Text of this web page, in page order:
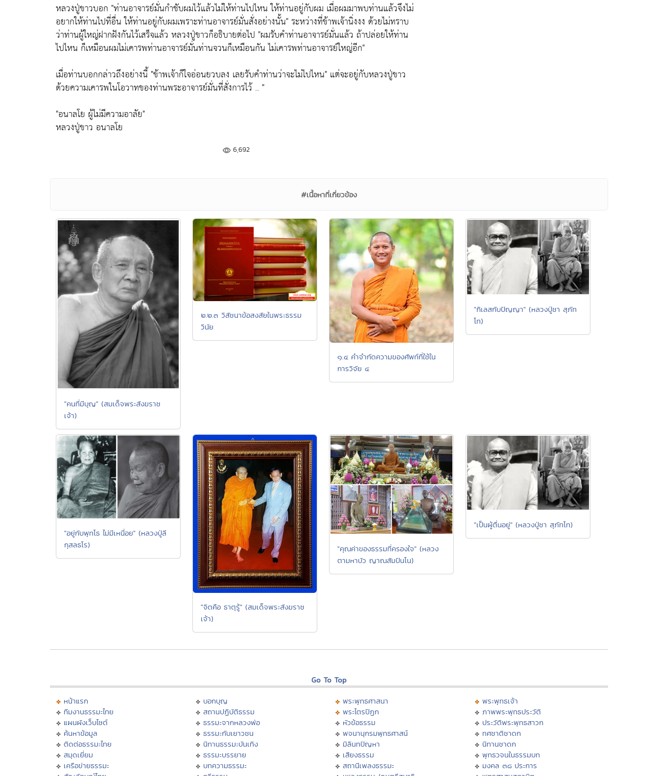
หลวงปู่ขาวบอก "ท่านอาจารย์มั่นกำชับผมไว้แล้วไม่ให้ท่านไปไหน ให้ท่านอยู่กับผม เมื่อผมมาพบท่านแล้วจึงไม่
อยากให้ท่านไปที่อื่น ให้ท่านอยู่กับผมเพราะท่านอาจารย์มั่นสั่งอย่างนั้น"ระหว่างที่ข้าพเจ้านิ่งงง ด้วยไม่ทราบ
ว่าท่านผู้ใหญ่ฝากฝังกันไว้เสร็จแล้ว หลวงปู่ขาวก็อธิบายต่อไป "ผมรับคำท่านอาจารย์มั่นแล้ว ถ้าปล่อยให้ท่าน
ไปไหน ก็เหมือนผมไม่เคารพท่านอาจารย์มั่นท่านจวนก็เหมือนกัน ไม่เคารพท่านอาจารย์ใหญ่อีก"
เมื่อท่านบอกกล่าวถึงอย่างนี้ "ข้าพเจ้าก็ใจอ่อนยวบลง เลยรับคำท่านว่าจะไม่ไปไหน" แต่จะอยู่กับหลวงปู่ขาว
ด้วยความเคารพในโอวาทของท่านพระอาจารย์มั่นที่สั่งการไว้ .. "
"อนาลโย ผู้ไม่มีความอาลัย"
หลวงปู่ขาว อนาลโย
6,692
#เนื้อหาที่เกี่ยวข้อง
"คนที่มีบุญ" (สมเด็จพระสังฆราช
เจ้า)
๒.๒.๓ วิสัชนาข้อสงสัยในพระธรรม
วินัย
๑.๔ คำจำกัดความของศัพท์ที่ใช้ใน
การวิจัย ๔
"กิเลสกับปัญญา" (หลวงปู่ชา สุภัท
โท)
"อยู่กับพุทโธ ไม่มีเหนื่อย" (หลวงปู่ลี
กุสลธโร)
"จิตคือ ธาตุรู้" (สมเด็จพระสังฆราช
เจ้า)
"คุณค่าของธรรมที่ครองใจ" (หลวง
ตามหาบัว ญาณสัมปันโน)
"เป็นผู้ตื่นอยู่" (หลวงปู่ชา สุภัทโท)
Go To Top
หน้าแรก
ทีมงานธรรมะไทย
แผนผังเว็บไซต์
ค้นหาข้อมูล
ติดต่อธรรมะไทย
สมุดเยี่ยม
เครือข่ายธรรมะ
บอกบุญ
สถานปฏิบัติธรรม
ธรรมะจากหลวงพ่อ
ธรรมะกับเยาวชน
นิทานธรรมะบันเทิง
ธรรมะบรรยาย
บทความธรรมะ
พระพุทธศาสนา
พระไตรปิฏก
หัวข้อธรรม
พจนานุกรมพุทธศาสน์
มิลินทปัญหา
เสียงธรรม
สถานีเพลงธรรมะ
พระพุทธเจ้า
ภาพพระพุทธประวัติ
ประวัติพระพุทธสาวก
ทศชาติชาดก
นิทานชาดก
พุทธวจนในธรรมบท
มงคล ๓๘ ประการ